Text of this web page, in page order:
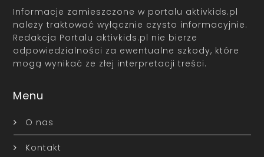
Informacje zamieszczone w portalu aktivkids.pl
należy traktować wyłącznie czysto informacyjnie.
Redakcja Portalu aktivkids.pl nie bierze
odpowiedzialności za ewentualne szkody, które
mogą wynikać ze złej interpretacji treści.
Menu
O nas
Kontakt